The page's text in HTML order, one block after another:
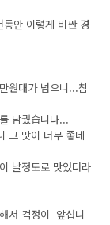
안 이렇게 비싼 경
원대가 넘으니...참
담궜습니다...
그 맛이 너무 좋네
날정도로 맛있더라
서 걱정이 앞섭니